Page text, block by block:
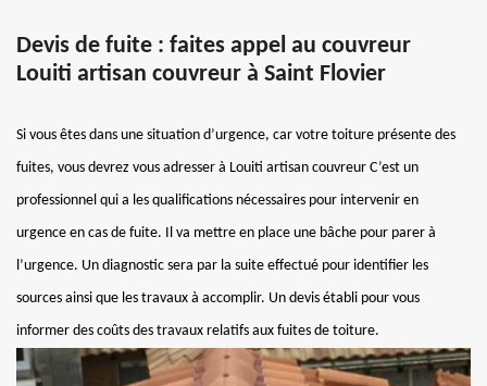
Devis de fuite : faites appel au couvreur
Louiti artisan couvreur à Saint Flovier
Si vous êtes dans une situation d’urgence, car votre toiture présente des
fuites, vous devrez vous adresser à Louiti artisan couvreur C’est un
professionnel qui a les qualifications nécessaires pour intervenir en
urgence en cas de fuite. Il va mettre en place une bâche pour parer à
l’urgence. Un diagnostic sera par la suite effectué pour identifier les
sources ainsi que les travaux à accomplir. Un devis établi pour vous
informer des coûts des travaux relatifs aux fuites de toiture.